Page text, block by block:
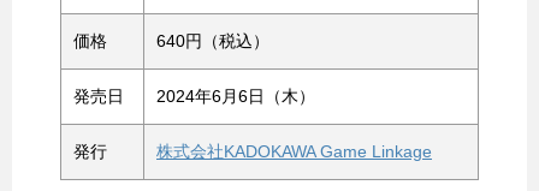
価格 640円（税込）
発売日 2024年6月6日（木）
発行 株式会社KADOKAWA Game Linkage